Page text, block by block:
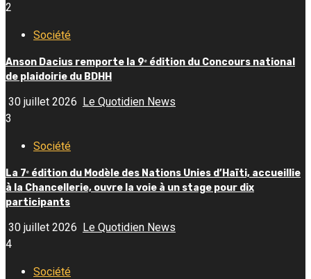
2
Société
Anson Dacius remporte la 9ᵉ édition du Concours national
de plaidoirie du BDHH
30 juillet 2026 Le Quotidien News
3
Société
La 7ᵉ édition du Modèle des Nations Unies d’Haïti, accueillie
à la Chancellerie, ouvre la voie à un stage pour dix
participants
30 juillet 2026 Le Quotidien News
4
Société